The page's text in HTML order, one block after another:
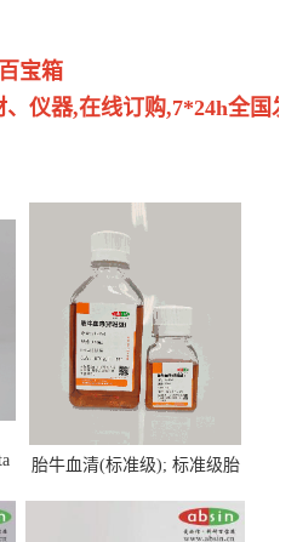
宝箱
仪器,在线订购,7*24h全国
胎牛血清(标准级); 标准级胎